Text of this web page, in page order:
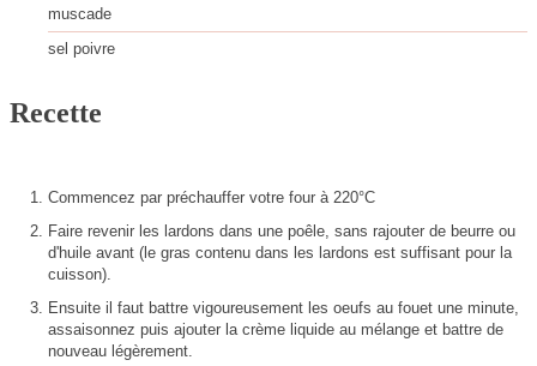
muscade
sel poivre
Recette
Commencez par préchauffer votre four à 220°C
Faire revenir les lardons dans une poêle, sans rajouter de beurre ou
d'huile avant (le gras contenu dans les lardons est suffisant pour la
cuisson).
Ensuite il faut battre vigoureusement les oeufs au fouet une minute,
assaisonnez puis ajouter la crème liquide au mélange et battre de
nouveau légèrement.